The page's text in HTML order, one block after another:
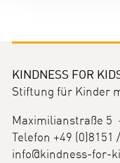
KINDNESS FOR
Stiftung für Kinder
Maximilianstraße 5
Telefon +49 (0)8151
info@kindness-for-